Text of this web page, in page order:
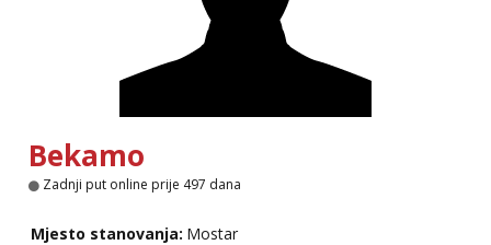
Obavijesti me kada se oslobodi
Čekam tvoj poziv!
tel:0,93€ - mob:1,12€ min
Bekamo
Zadnji put online prije 497 dana
Mjesto stanovanja: Mostar